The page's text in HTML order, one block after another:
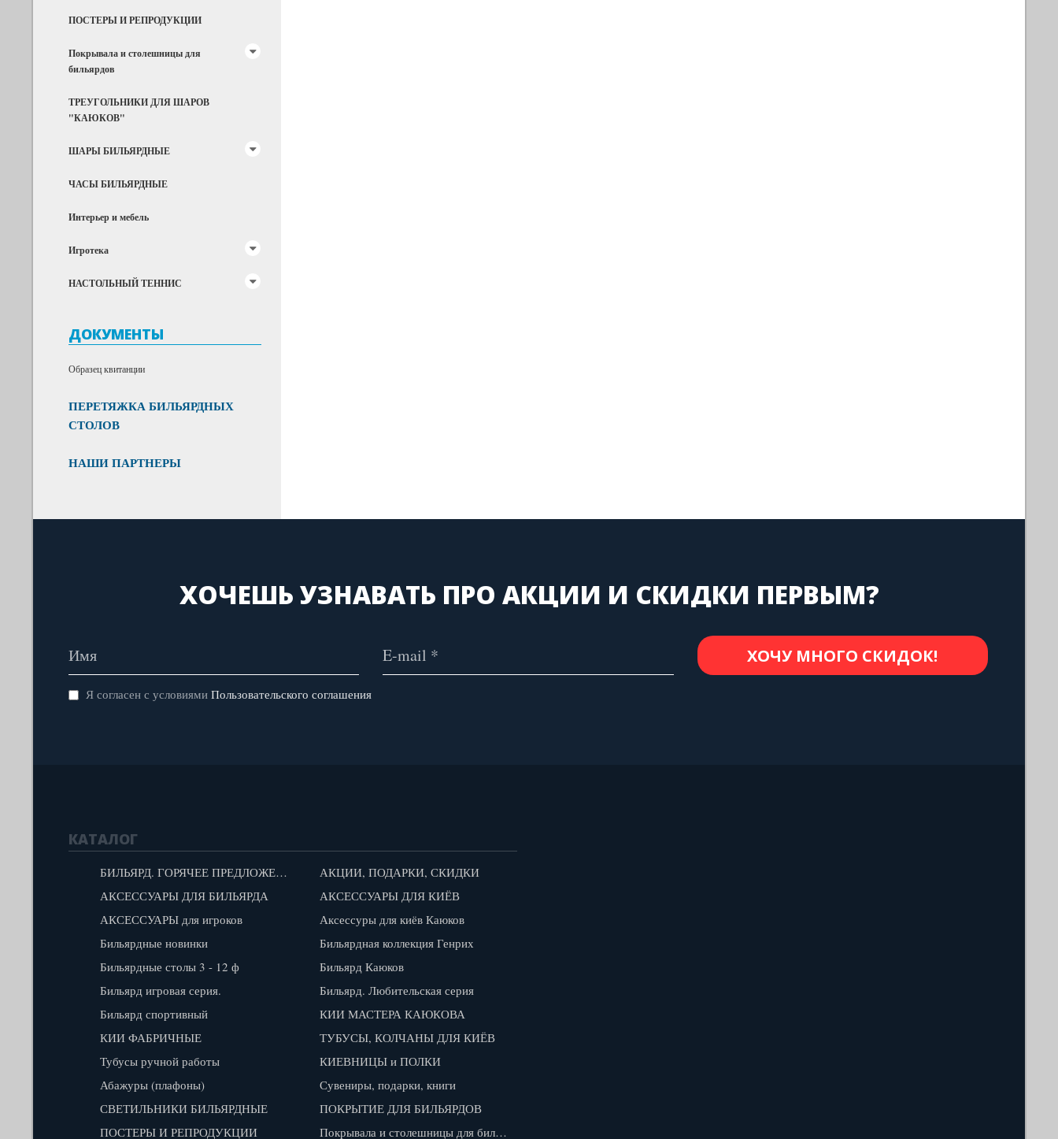
ПОСТЕРЫ И РЕПРОДУКЦИИ
Покрывала и столешницы для
бильярдов
ТРЕУГОЛЬНИКИ ДЛЯ ШАРОВ
"КАЮКОВ"
ШАРЫ БИЛЬЯРДНЫЕ
ЧАСЫ БИЛЬЯРДНЫЕ
Интерьер и мебель
Игротека
НАСТОЛЬНЫЙ ТЕННИС
ДОКУМЕНТЫ
Образец квитанции
ПЕРЕТЯЖКА БИЛЬЯРДНЫХ
СТОЛОВ
НАШИ ПАРТНЕРЫ
ХОЧЕШЬ УЗНАВАТЬ ПРО АКЦИИ И СКИДКИ ПЕРВЫМ?
Я согласен с условиями Пользовательского соглашения
КАТАЛОГ
БИЛЬЯРД. ГОРЯЧЕЕ ПРЕДЛОЖЕНИЕ!
АКЦИИ, ПОДАРКИ, СКИДКИ
АКСЕССУАРЫ ДЛЯ БИЛЬЯРДА
АКСЕССУАРЫ ДЛЯ КИЁВ
АКСЕССУАРЫ для игроков
Аксессуры для киёв Каюков
Бильярдные новинки
Бильярдная коллекция Генрих
Бильярдные столы 3 - 12 ф
Бильярд Каюков
Бильярд игровая серия.
Бильярд. Любительская серия
Бильярд спортивный
КИИ МАСТЕРА КАЮКОВА
КИИ ФАБРИЧНЫЕ
ТУБУСЫ, КОЛЧАНЫ ДЛЯ КИЁВ
Тубусы ручной работы
КИЕВНИЦЫ и ПОЛКИ
Абажуры (плафоны)
Сувениры, подарки, книги
СВЕТИЛЬНИКИ БИЛЬЯРДНЫЕ
ПОКРЫТИЕ ДЛЯ БИЛЬЯРДОВ
ПОСТЕРЫ И РЕПРОДУКЦИИ
Покрывала и столешницы для бильярдов